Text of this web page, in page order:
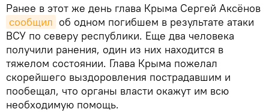
Ранее в этот же день глава Крыма Сергей Аксёнов
сообщил об одном погибшем в результате атаки
ВСУ по северу республики. Еще два человека
получили ранения, один из них находится в
тяжелом состоянии. Глава Крыма пожелал
скорейшего выздоровления пострадавшим и
пообещал, что органы власти окажут им всю
необходимую помощь.